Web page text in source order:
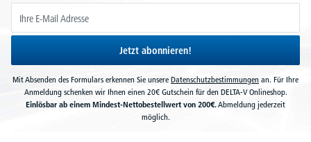
Jetzt abonnieren!
Mit Absenden des Formulars erkennen Sie unsere Datenschutzbestimmungen an. Für Ihre
Anmeldung schenken wir Ihnen einen 20€ Gutschein für den DELTA-V Onlineshop.
Einlösbar ab einem Mindest-Nettobestellwert von 200€.Abmeldung jederzeit
möglich.